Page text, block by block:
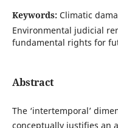
Keywords: Climatic
Environmental judicial
fundamental rights for
Abstract
The ‘intertemporal’
conceptually justifies an